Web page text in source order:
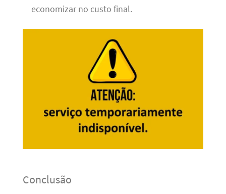
economizar no custo final.
Conclusão